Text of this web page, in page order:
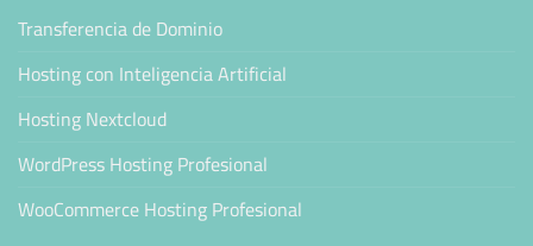
Transferencia de Dominio
Hosting con Inteligencia Artificial
Hosting Nextcloud
WordPress Hosting Profesional
WooCommerce Hosting Profesional